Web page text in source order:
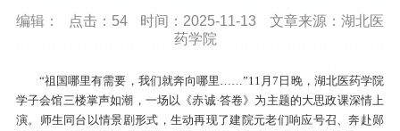
编辑： 点击： 54 时间：2025-11-13
文章来源：湖北医
药学院
“祖国哪里有需要，我们就奔向哪里……”11月7日晚，湖北医药学院
学子会馆三楼掌声如潮，一场以《赤诚·答卷》为主题的大思政课深情上
演。师生同台以情景剧形式，生动再现了建院元老们响应号召、奔赴郧